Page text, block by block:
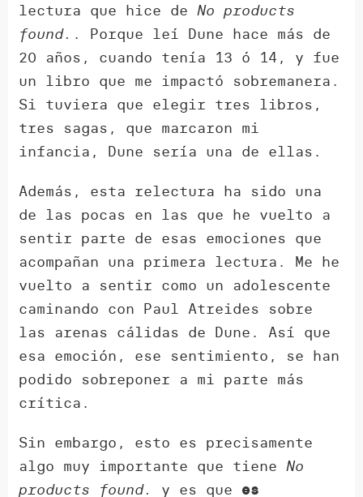
lectura que hice deNo products
found. . Porque leí Dune hace más de
20 años, cuando tenía 13 ó 14, y fue
un libro que me impactó sobremanera.
Si tuviera que elegir tres libros,
tres sagas, que marcaron mi
infancia, Dune sería una de ellas.
Además, esta relectura ha sido una
de las pocas en las que he vuelto a
sentir parte de esas emociones que
acompañan una primera lectura. Me he
vuelto a sentir como un adolescente
caminando con Paul Atreides sobre
las arenas cálidas de Dune. Así que
esa emoción, ese sentimiento, se han
podido sobreponer a mi parte más
crítica.
Sin embargo, esto es precisamente
algo muy importante que tieneNo
products found.
y es que es